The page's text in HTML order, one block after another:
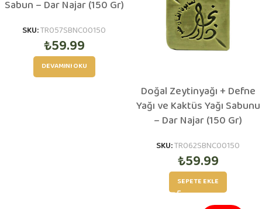
Sabun – Dar Najar (150 Gr)
SKU:TR057SBNC00150
₺59.99
DEVAMINI OKU
Doğal Zeytinyağı + Defne
Yağı ve Kaktüs Yağı Sabunu
– Dar Najar (150 Gr)
SKU:TR062SBNC00150
₺59.99
SEPETE EKLE